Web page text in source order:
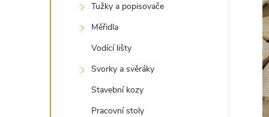
Tužky a popisovače
Měřidla
Vodící lišty
Svorky a svěráky
Stavební kozy
Pracovní stoly